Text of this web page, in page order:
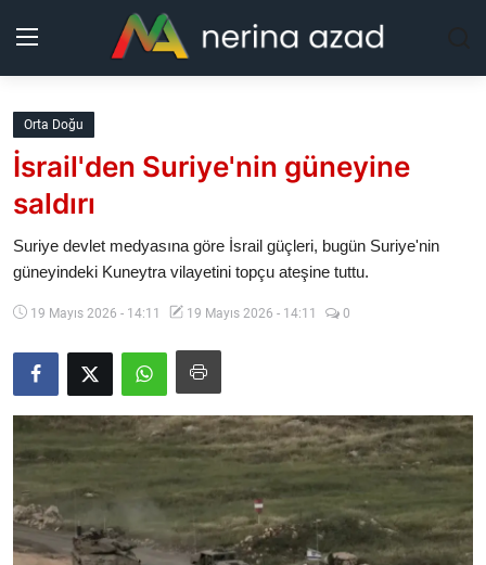
Kurdistan
Bölgeler
Güncel
Makaleler
Video
Yazarlar
Orta Doğu
İsrail'den Suriye'nin güneyine
saldırı
Suriye devlet medyasına göre İsrail güçleri, bugün Suriye'nin
güneyindeki Kuneytra vilayetini topçu ateşine tuttu.
19 Mayıs 2026 - 14:11 19 Mayıs 2026 - 14:11 0